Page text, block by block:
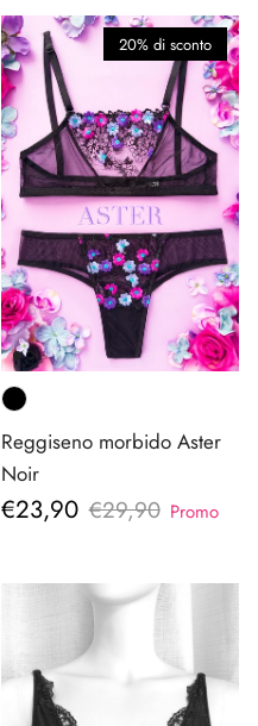
20% di sconto
Reggiseno morbido Aster
Noir
Prezzo di vendita
€23,90 Prezzo normale
€29,90 Promo